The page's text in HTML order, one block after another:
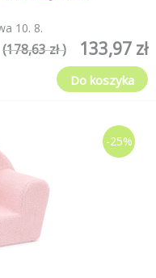
10. 8.
133,97 zł
(178,63 zł )
Do koszyka
-25%